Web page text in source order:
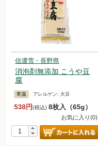
信濃雪・長野県
消泡剤無添加 こうや豆
腐
常温 アレルゲン: 大豆
538円(税込) 8枚入（65g）
お気に入り(0)